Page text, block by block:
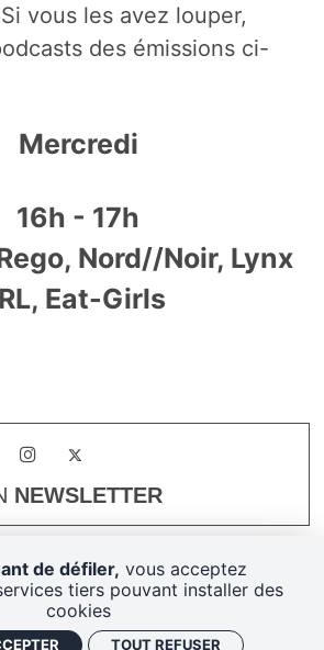
vous les avez louper,
des émissions ci-
Mercredi
16h - 17h
Nord//Noir, Lynx
Eat-Girls
NEWSLETTER
légales
de défiler, vous acceptez
tiers pouvant installer des
cookies
TOUT REFUSER